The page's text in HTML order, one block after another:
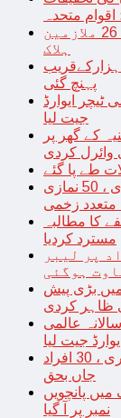
متحدہ
چین میں دفتری عمارت میں خوفناک آتشزدگی؛ 26 ملازمین
ہلاک
غزہ پر اسرائیلی حملےجاری ،شہدا کی تعداد 12ہزارکےقریب
پہنچ گئی
ٹیچر ایوارڈ
جیت لیا
کے گھر پر
وائرل کردی
طے پا گئے
غزہ ، قاتل اسرائیلی فوج کی مسجد پر بمباری ، 50 نمازی
متعدد زخمی
کا مطالبہ
مسترد کردیا
پر لیبر
ہوگئی
بڑی پیش
ظاہر کردی
عالمی
جیت لیا
مقبوضہ کشمیر ، مسافر بس کھائی میں جا گری ، 30 افراد
جاں بحق
میں پانچویں
نمبر پر آ گیا